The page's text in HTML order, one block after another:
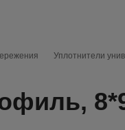
Уплотнители